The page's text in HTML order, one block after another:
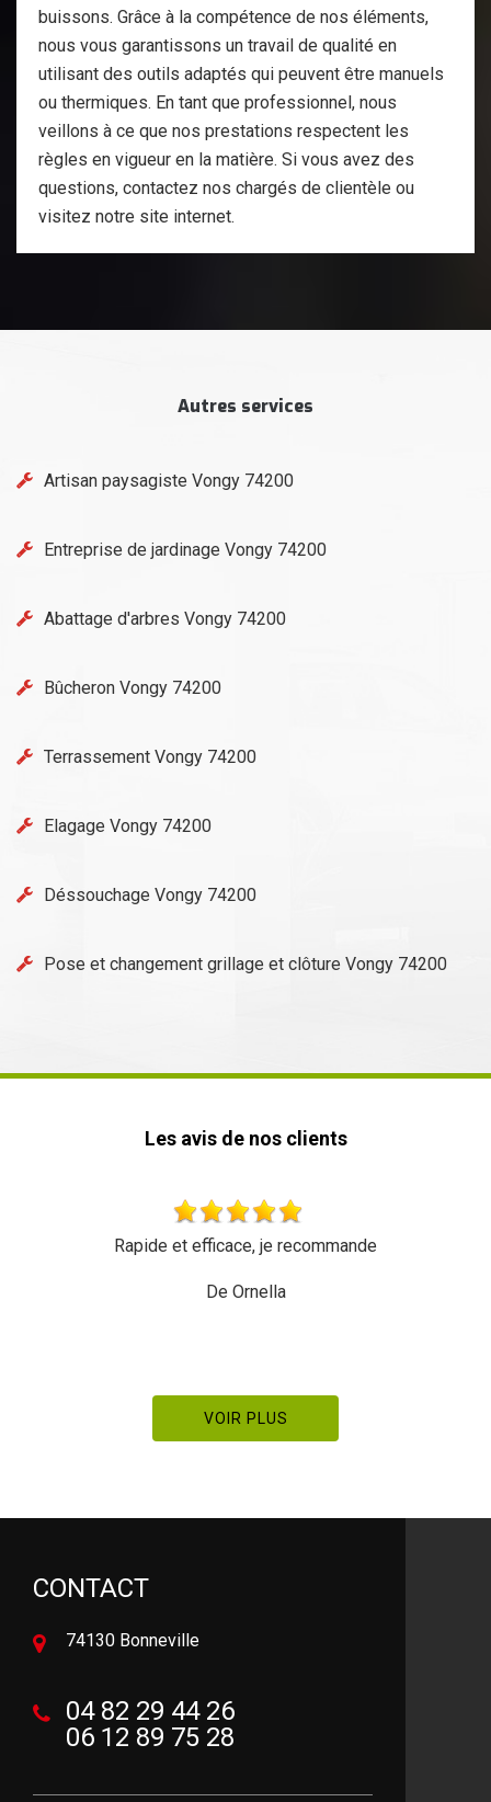
buissons. Grâce à la compétence de nos éléments,
nous vous garantissons un travail de qualité en
utilisant des outils adaptés qui peuvent être manuels
ou thermiques. En tant que professionnel, nous
veillons à ce que nos prestations respectent les
règles en vigueur en la matière. Si vous avez des
questions, contactez nos chargés de clientèle ou
visitez notre site internet.
Autres services
Artisan paysagiste Vongy 74200
Entreprise de jardinage Vongy 74200
Abattage d'arbres Vongy 74200
Bûcheron Vongy 74200
Terrassement Vongy 74200
Elagage Vongy 74200
Déssouchage Vongy 74200
Pose et changement grillage et clôture Vongy 74200
Les avis de nos clients
Rapide et efficace, je recommande
De Ornella
VOIR PLUS
CONTACT
74130 Bonneville
04 82 29 44 26
06 12 89 75 28